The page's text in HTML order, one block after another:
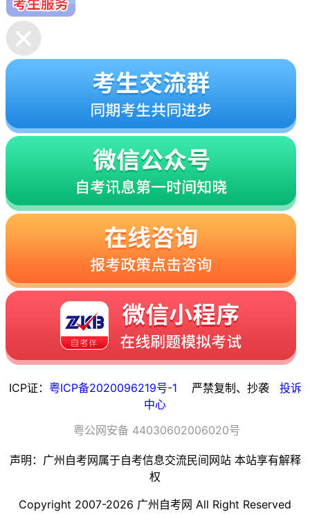
ICP证： 粤ICP备2020096219号-1 严禁复制、抄袭 投诉
中心
粤公网安备 44030602006020号
声明：广州自考网属于自考信息交流民间网站 本站享有解释
权
Copyright 2007-2026 广州自考网 All Right Reserved